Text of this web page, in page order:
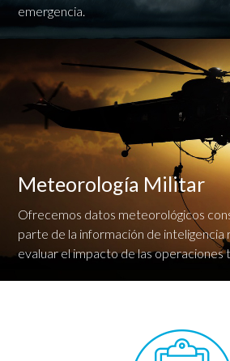
emergencia.
Meteorología Militar
Ofrecemos datos meteorológicos
parte de la información de inteligencia
evaluar el impacto de las operaciones